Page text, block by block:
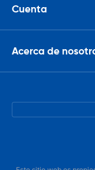
Cuenta
Acerca de